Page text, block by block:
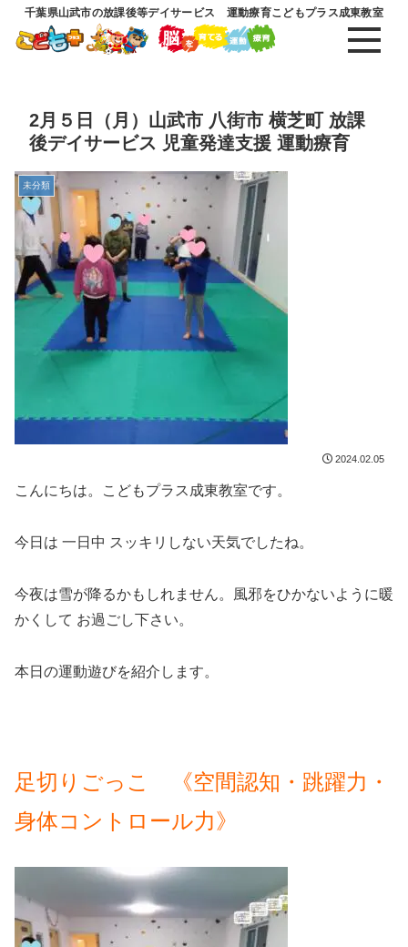
千葉県山武市の放課後等デイサービス 運動療育こどもプラス成東教室
2月５日（月）山武市 八街市 横芝町 放課
後デイサービス 児童発達支援 運動療育
未分類
2024.02.05
こんにちは。こどもプラス成東教室です。
今日は 一日中 スッキリしない天気でしたね。
今夜は雪が降るかもしれません。風邪をひかないように暖
かくして お過ごし下さい。
本日の運動遊びを紹介します。
足切りごっこ 《空間認知・跳躍力・
身体コントロール力》